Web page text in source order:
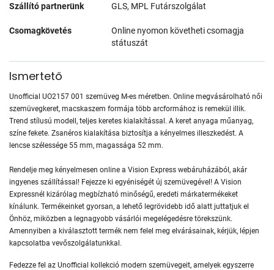
Szállító partnerünk GLS, MPL Futárszolgálat
Csomagkövetés
Online nyomon követheti csomagja
státuszát
Ismertető
Unofficial UO2157 001 szemüveg M-es méretben. Online megvásárolható női
szemüvegkeret, macskaszem formája több arcformához is remekül illik.
Trend stílusú modell, teljes keretes kialakítással. A keret anyaga műanyag,
színe fekete. Zsanéros kialakítása biztosítja a kényelmes illeszkedést. A
lencse szélessége 55 mm, magassága 52 mm.
Rendelje meg kényelmesen online a Vision Express webáruházából, akár
ingyenes szállítással! Fejezze ki egyéniségét új szemüvegével! A Vision
Expressnél kizárólag megbízható minőségű, eredeti márkatermékeket
kínálunk. Termékeinket gyorsan, a lehető legrövidebb idő alatt juttatjuk el
Önhöz, miközben a legnagyobb vásárlói megelégedésre törekszünk.
Amennyiben a kiválasztott termék nem felel meg elvárásainak, kérjük, lépjen
kapcsolatba vevőszolgálatunkkal.
Fedezze fel az Unofficial kollekció modern szemüvegeit, amelyek egyszerre